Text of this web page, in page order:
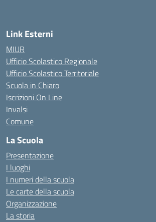
Link Esterni
MIUR
Ufficio Scolastico Regionale
Ufficio Scolastico Territoriale
Scuola in Chiaro
Iscrizioni On Line
Invalsi
Comune
La Scuola
Presentazione
I luoghi
I numeri della scuola
Le carte della scuola
Organizzazione
La storia